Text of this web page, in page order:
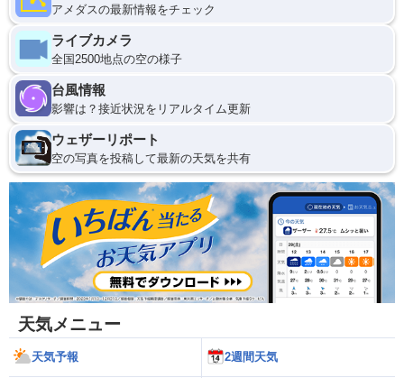
アメダスの最新情報をチェック
ライブカメラ
全国2500地点の空の様子
台風情報
影響は？接近状況をリアルタイム更新
ウェザーリポート
空の写真を投稿して最新の天気を共有
天気メニュー
天気予報 2週間天気